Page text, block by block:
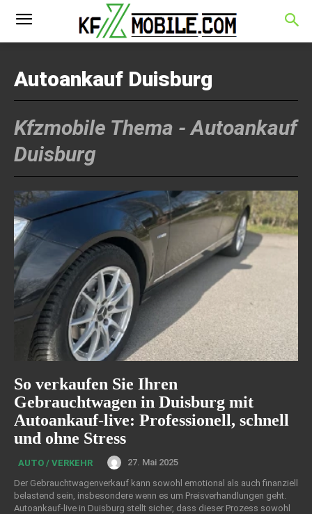
Autoankauf Duisburg
Kfzmobile Thema -Autoankauf
Duisburg
So verkaufen Sie Ihren
Gebrauchtwagen in Duisburg mit
Autoankauf-live: Professionell, schnell
und ohne Stress
AUTO / VERKEHR
27. Mai 2025
Der Gebrauchtwagenverkauf kann sowohl emotional als auch finanziell
belastend sein, insbesondere wenn es um Preisverhandlungen geht.
Autoankauf-live in Duisburg stellt sicher, dass dieser Prozess sowohl